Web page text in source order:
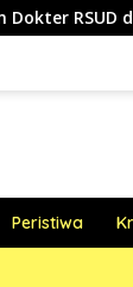
Sidiki
Peristiwa